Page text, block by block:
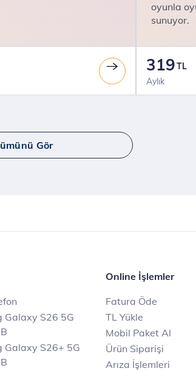
oyunla
sunuyor.
319TL
Aylık
Gör
Galaxy S26 5G
Galaxy S26+ 5G
Online İşlemler
Fatura Öde
TL Yükle
Mobil Paket Al
Ürün Siparişi
Arıza İşlemleri